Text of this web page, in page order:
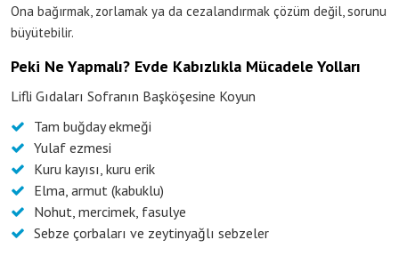
Ona bağırmak, zorlamak ya da cezalandırmak çözüm değil, sorunu
büyütebilir.
Peki Ne Yapmalı? Evde Kabızlıkla Mücadele Yolları
Lifli Gıdaları Sofranın Başköşesine Koyun
Tam buğday ekmeği
Yulaf ezmesi
Kuru kayısı, kuru erik
Elma, armut (kabuklu)
Nohut, mercimek, fasulye
Sebze çorbaları ve zeytinyağlı sebzeler